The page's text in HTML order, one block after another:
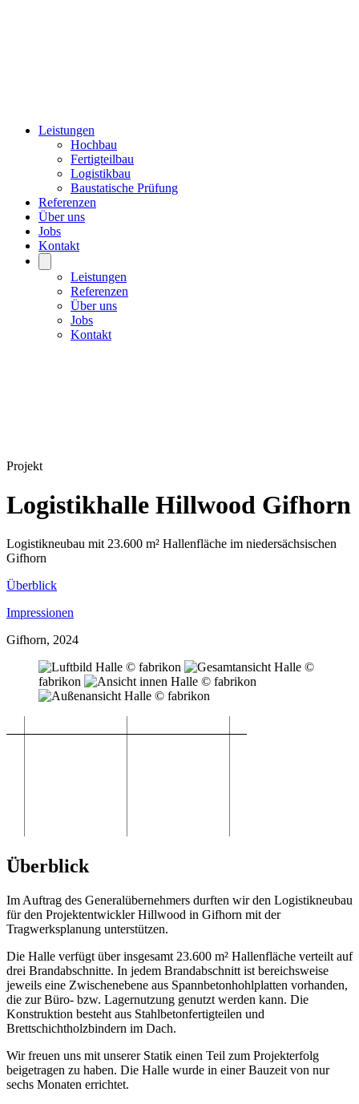
Leistungen
Hochbau
Fertigteilbau
Logistikbau
Baustatische Prüfung
Referenzen
Über uns
Jobs
Kontakt
Leistungen
Referenzen
Über uns
Jobs
Kontakt
Projekt
Logistikhalle Hillwood Gifhorn
Logistikneubau mit 23.600 m² Hallenfläche im niedersächsischen
Gifhorn
Überblick
Impressionen
Gifhorn, 2024
© fabrikon
©
fabrikon
© fabrikon
© fabrikon
Überblick
Im Auftrag des Generalübernehmers durften wir den Logistikneubau
für den Projektentwickler Hillwood in Gifhorn mit der
Tragwerksplanung unterstützen.
Die Halle verfügt über insgesamt 23.600 m² Hallenfläche verteilt auf
drei Brandabschnitte. In jedem Brandabschnitt ist bereichsweise
jeweils eine Zwischenebene aus Spannbetonhohlplatten vorhanden,
die zur Büro- bzw. Lagernutzung genutzt werden kann. Die
Konstruktion besteht aus Stahlbetonfertigteilen und
Brettschichtholzbindern im Dach.
Wir freuen uns mit unserer Statik einen Teil zum Projekterfolg
beigetragen zu haben. Die Halle wurde in einer Bauzeit von nur
sechs Monaten errichtet.